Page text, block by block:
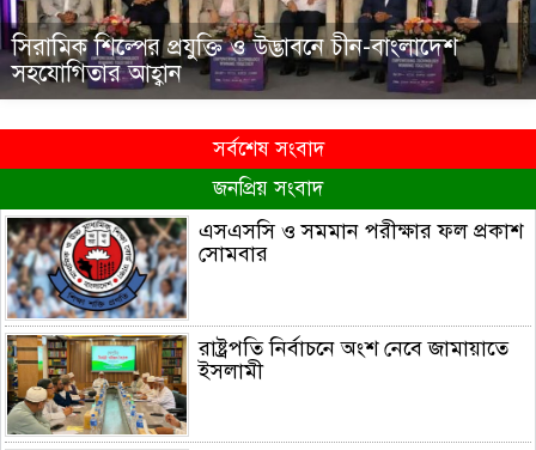
সিরামিক শিল্পের প্রযুক্তি ও উদ্ভাবনে চীন-বাংলাদেশ
সহযোগিতার আহ্বান
সর্বশেষ সংবাদ
জনপ্রিয় সংবাদ
এসএসসি ও সমমান পরীক্ষার ফল প্রকাশ
সোমবার
রাষ্ট্রপতি নির্বাচনে অংশ নেবে জামায়াতে
ইসলামী